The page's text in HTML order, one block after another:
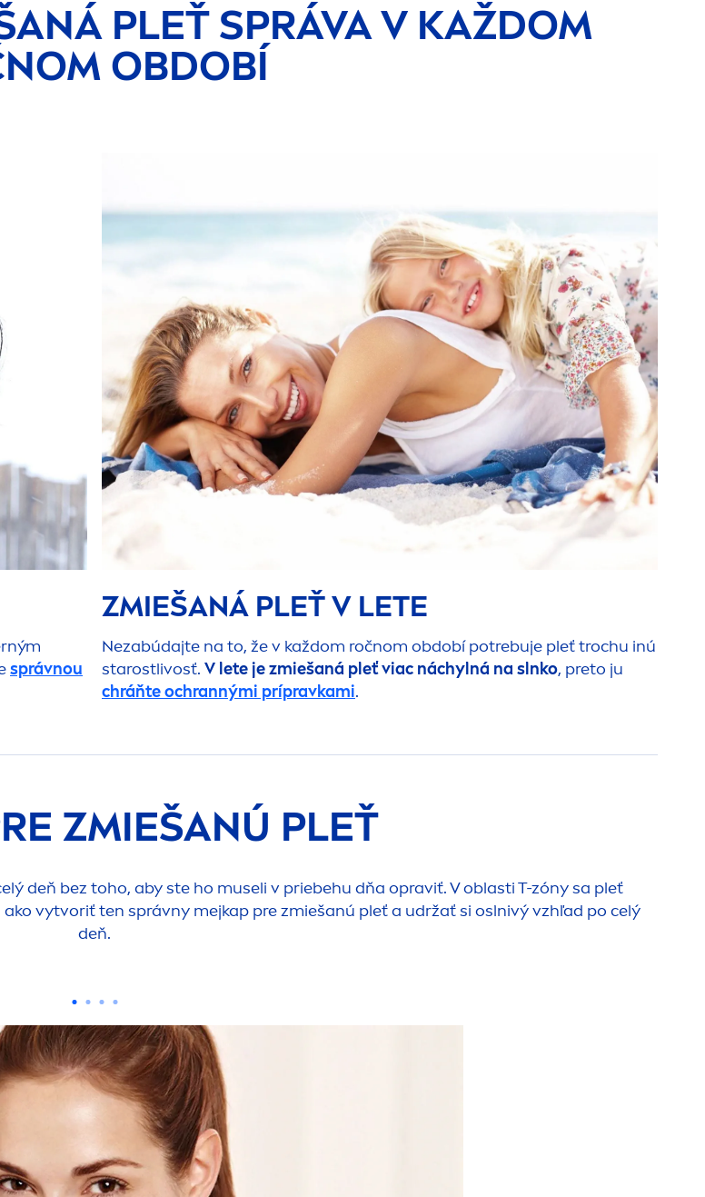
PLEŤ SPRÁVA V KAŽDOM
OBDOBÍ
správnou
ZMIEŠANÁ PLEŤ V LETE
Nezabúdajte na to, že v každom ročnom období potrebuje pleť trochu inú
starostlivosť. V lete je zmiešaná pleť viac náchylná na slnko, preto ju
chráňte ochrannými prípravkami.
ZMIEŠANÚ PLEŤ
deň bez toho, aby ste ho museli v priebehu dňa opraviť. V oblasti T-zóny sa pleť
vytvoriť ten správny mejkap pre zmiešanú pleť a udržať si oslnivý vzhľad po celý
deň.